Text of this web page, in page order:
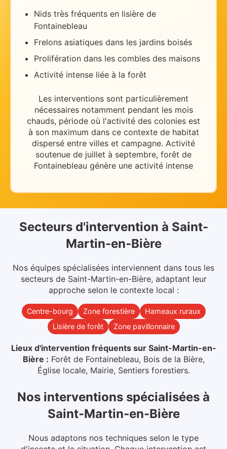
Nids très fréquents en lisière de
Fontainebleau
Frelons asiatiques dans les jardins boisés
Prolifération dans les combles des maisons
Activité intense liée à la forêt
Les interventions sont particulièrement
nécessaires notamment pendant les mois
chauds, période où l'activité des colonies est
à son maximum dans ce contexte de habitat
dispersé entre villes et campagne. Activité
soutenue de juillet à septembre, forêt de
Fontainebleau génère une activité intense
Secteurs d'intervention à Saint-
Martin-en-Bière
Nos équipes spécialisées interviennent dans tous les
secteurs de Saint-Martin-en-Bière, adaptant leur
approche selon le contexte local :
Centre-bourg Zone forestière
Hameaux ruraux
Lisière de forêt
Zone pavillonnaire
Lieux d'intervention fréquents sur Saint-Martin-en-
Bière : Forêt de Fontainebleau, Bois de la Bière,
Église locale, Mairie, Sentiers forestiers.
Nos interventions spécialisées à
Saint-Martin-en-Bière
Nous adaptons nos techniques selon le type